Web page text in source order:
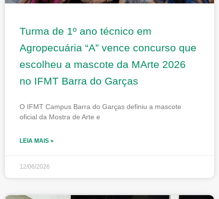
Turma de 1º ano técnico em
Agropecuária “A” vence concurso que
escolheu a mascote da MArte 2026
no IFMT Barra do Garças
O IFMT Campus Barra do Garças definiu a mascote
oficial da Mostra de Arte e
LEIA MAIS »
12/06/2026